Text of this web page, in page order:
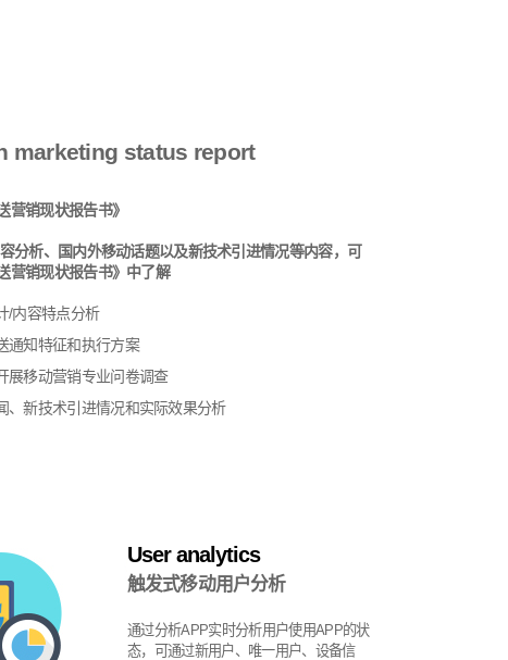
marketing status report
营销现状报告书》
分析、国内外移动话题以及新技术引进情况等内容，可
营销现状报告书》中了解
/内容特点分析
通知特征和执行方案
展移动营销专业问卷调查
、新技术引进情况和实际效果分析
User analytics
触发式移动用户分析
通过分析APP实时分析用户使用APP的状
态，可通过新用户、唯一用户、设备信